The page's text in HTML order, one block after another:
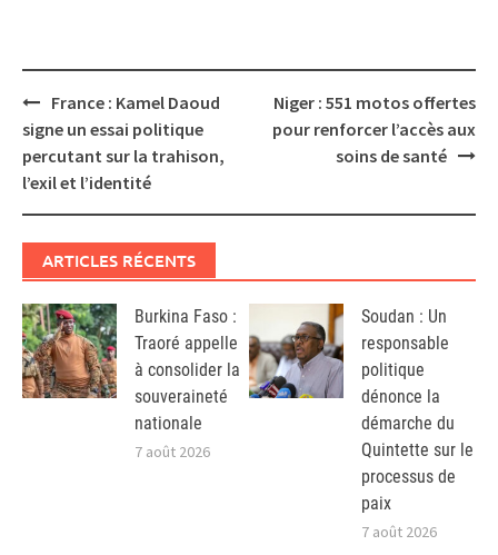
Post
navigation
France : Kamel Daoud
signe un essai politique
percutant sur la trahison,
l’exil et l’identité
Niger : 551 motos offertes
pour renforcer l’accès aux
soins de santé
ARTICLES RÉCENTS
Burkina Faso :
Traoré appelle
à consolider la
souveraineté
nationale
7 août 2026
Soudan : Un
responsable
politique
dénonce la
démarche du
Quintette sur le
processus de
paix
7 août 2026